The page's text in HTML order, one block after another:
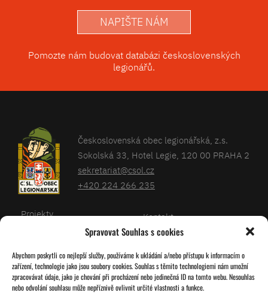
Spravovat Souhlas s cookies
Abychom poskytli co nejlepší služby, používáme k ukládání a/nebo přístupu k informacím o
zařízení, technologie jako jsou soubory cookies. Souhlas s těmito technologiemi nám umožní
zpracovávat údaje, jako je chování při procházení nebo jedinečná ID na tomto webu. Nesouhlas
nebo odvolání souhlasu může nepříznivě ovlivnit určité vlastnosti a funkce.
NAPIŠTE NÁM
Pomozte nám budovat databázi československých
legionářů.
Československá obec legionářská, z.s.
Sokolská 33, Hotel Legie, 120 00 PRAHA 2
sekretariat@csol.cz
+420 224 266 235
Projekty
Kalendář
O nás
Kontakt
Databáze legionářů
Pro členy
Zásady cookies